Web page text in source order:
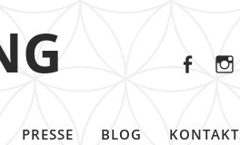
PRESSE BLOG KONTAKT